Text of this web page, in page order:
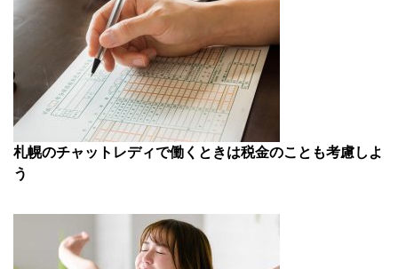
札幌のチャットレディで働くときは税金のことも考慮しよ
う